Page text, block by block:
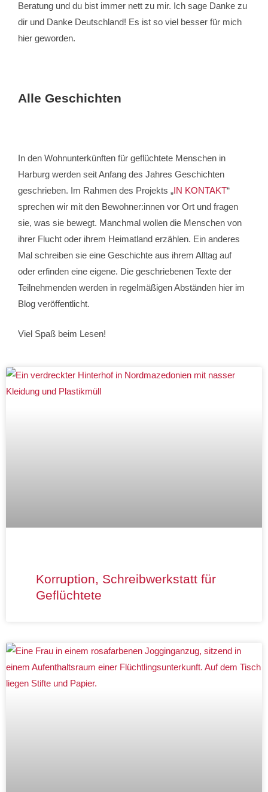
Beratung und du bist immer nett zu mir. Ich sage Danke zu
dir und Danke Deutschland! Es ist so viel besser für mich
hier geworden.
Alle Geschichten
In den Wohnunterkünften für geflüchtete Menschen in
Harburg werden seit Anfang des Jahres Geschichten
geschrieben. Im Rahmen des Projekts „IN KONTAKT“
sprechen wir mit den Bewohner:innen vor Ort und fragen
sie, was sie bewegt. Manchmal wollen die Menschen von
ihrer Flucht oder ihrem Heimatland erzählen. Ein anderes
Mal schreiben sie eine Geschichte aus ihrem Alltag auf
oder erfinden eine eigene. Die geschriebenen Texte der
Teilnehmenden werden in regelmäßigen Abständen hier im
Blog veröffentlicht.
Viel Spaß beim Lesen!
Korruption, Schreibwerkstatt für
Geflüchtete